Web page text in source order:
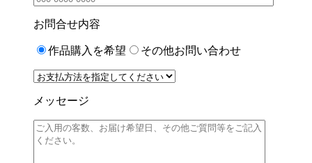
お問合せ内容
作品購入を希望 その他お問い合わせ
メッセージ